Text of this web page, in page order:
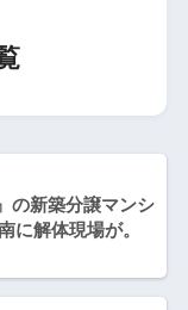
の新築分譲マンシ
に解体現場が。